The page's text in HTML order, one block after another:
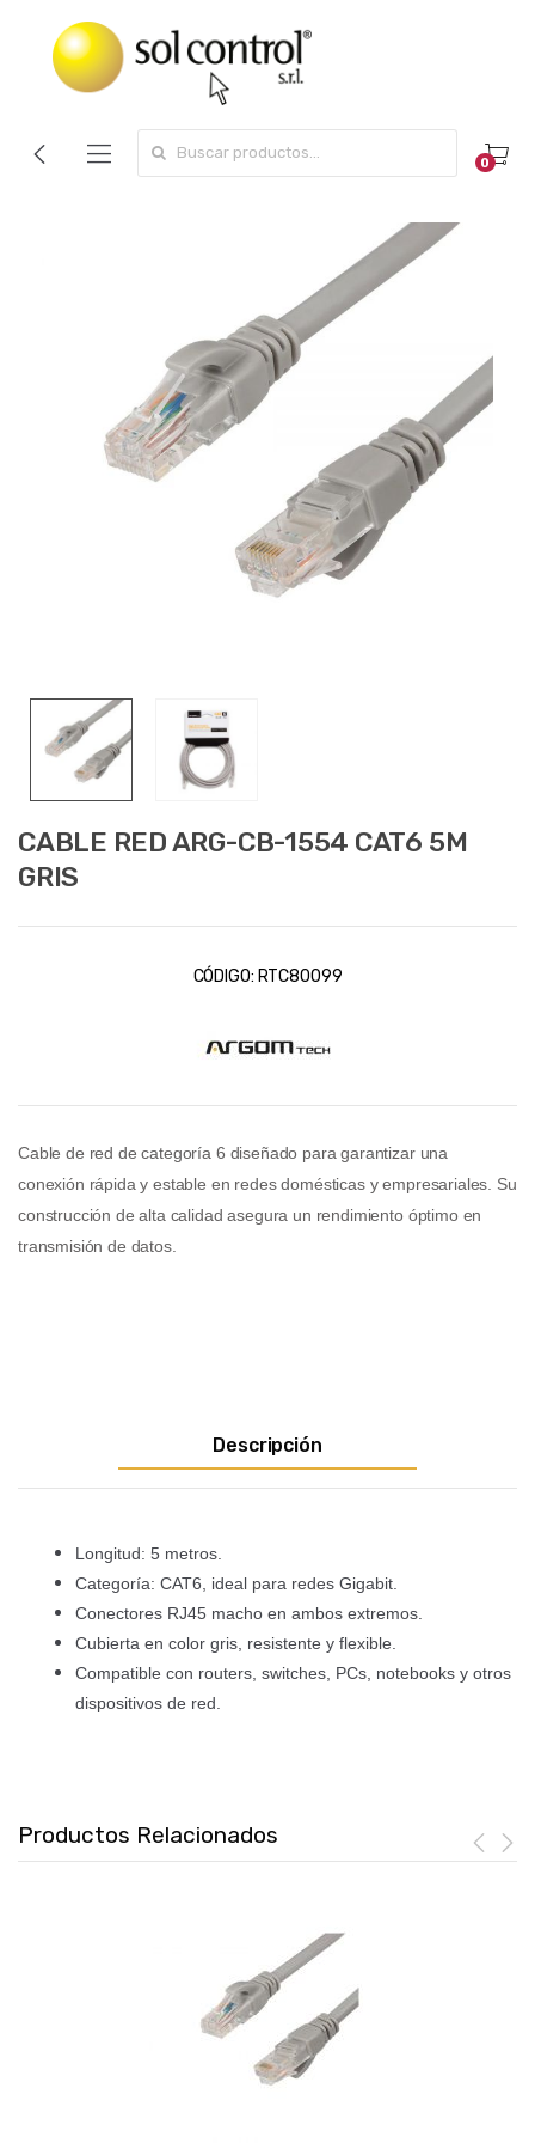
0
CABLE RED ARG-CB-1554 CAT6 5M
GRIS
CÓDIGO: RTC80099
Cable de red de categoría 6 diseñado para garantizar una
conexión rápida y estable en redes domésticas y empresariales. Su
construcción de alta calidad asegura un rendimiento óptimo en
transmisión de datos.
Descripción
Longitud: 5 metros.
Categoría: CAT6, ideal para redes Gigabit.
Conectores RJ45 macho en ambos extremos.
Cubierta en color gris, resistente y flexible.
Compatible con routers, switches, PCs, notebooks y otros
dispositivos de red.
Productos Relacionados